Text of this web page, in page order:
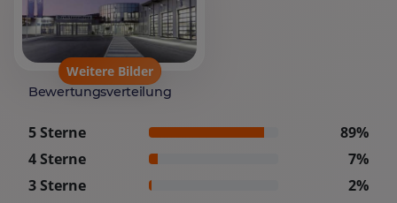
Weitere Bilder
Bewertungsverteilung
5 Sterne
89%
4 Sterne
7%
3 Sterne
2%